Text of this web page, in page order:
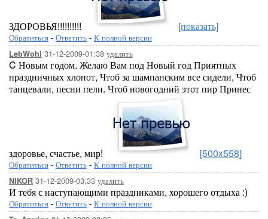
ЗДОРОВЬЯ!!!!!!!!!! [показать]
Обратиться - Ответить - К полной версии
LebWohl 31-12-2009-01:38 удалить
C Новым годом. Желаю Вам под Новый год Приятных
праздничных хлопот, Чтоб за шампанским все сидели, Чтоб
танцевали, песни пели. Чтоб новогодний этот пир Принес
здоровье, счастье, мир! [500x558]
Обратиться - Ответить - К полной версии
NIKOR 31-12-2009-03:33 удалить
И тебя с наступающими праздниками, хорошего отдыха :)
Обратиться - Ответить - К полной версии